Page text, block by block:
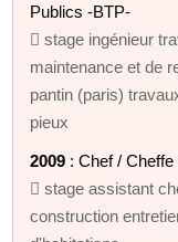
Publics -BTP-
 stage ingénieur
maintenance et de
pantin (paris)
pieux
2009 : Chef /
 stage assistant
construction